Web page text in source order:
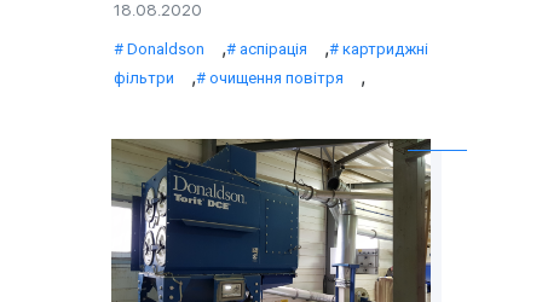
18.08.2020
Donaldson , аспірація ,
картриджні
фільтри
, очищення повітря ,